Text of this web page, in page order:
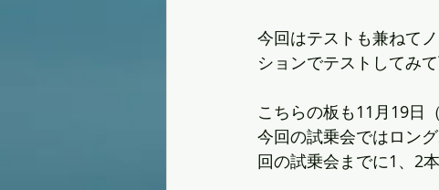
今回はテストも兼ねて
ションでテストしてみ
こちらの板も11月19日
今回の試乗会ではロン
回の試乗会までに1、2